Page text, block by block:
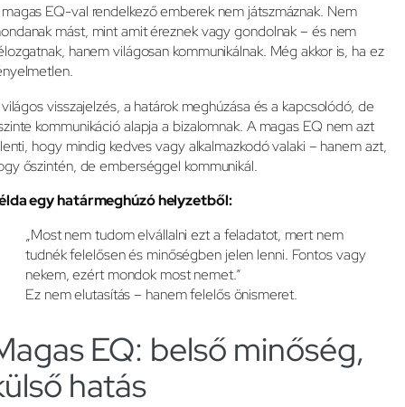
EQ-val rendelkező emberek nem játszmáznak. Nem
mást, mint amit éreznek vagy gondolnak – és nem
hanem világosan kommunikálnak. Még akkor is, ha ez
visszajelzés, a határok meghúzása és a kapcsolódó, de
kommunikáció alapja a bizalomnak. A magas EQ nem azt
hogy mindig kedves vagy alkalmazkodó valaki – hanem azt,
őszintén, de emberséggel kommunikál.
egy határmeghúzó helyzetből:
„Most nem tudom elvállalni ezt a feladatot, mert nem
tudnék felelősen és minőségben jelen lenni. Fontos vagy
nekem, ezért mondok most nemet.”
Ez nem elutasítás – hanem felelős önismeret.
EQ: belső minőség,
hatás